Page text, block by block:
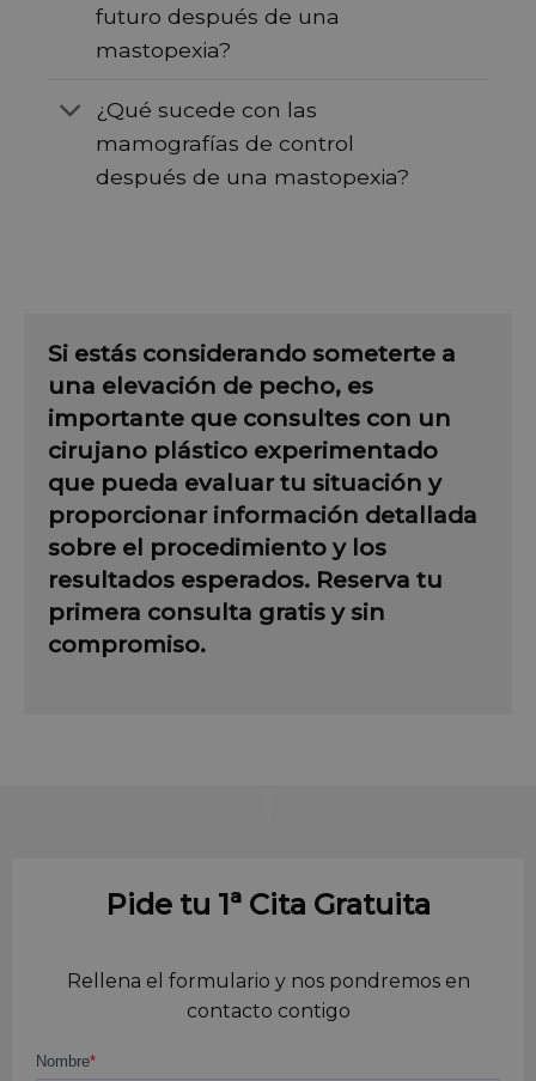
futuro después de una
mastopexia?
¿Qué sucede con las
mamografías de control
después de una mastopexia?
Si estás considerando someterte a
una elevación de pecho, es
importante que consultes con un
cirujano plástico experimentado
que pueda evaluar tu situación y
proporcionar información detallada
sobre el procedimiento y los
resultados esperados. Reserva tu
primera consulta gratis y sin
compromiso.
Pide tu 1ª Cita Gratuita
Rellena el formulario y nos pondremos en
contacto contigo